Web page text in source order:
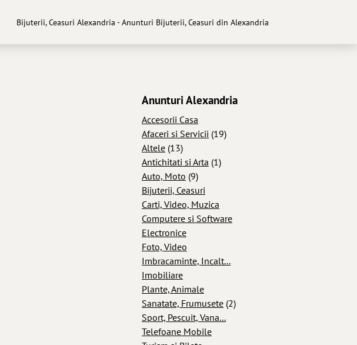
Bijuterii, Ceasuri Alexandria - Anunturi Bijuterii, Ceasuri din Alexandria
Anunturi Alexandria
Accesorii Casa
Afaceri si Servicii (19)
Altele (13)
Antichitati si Arta (1)
Auto, Moto (9)
Bijuterii, Ceasuri
Carti, Video, Muzica
Computere si Software
Electronice
Foto, Video
Imbracaminte, Incalt...
Imobiliare
Plante, Animale
Sanatate, Frumusete (2)
Sport, Pescuit, Vana...
Telefoane Mobile